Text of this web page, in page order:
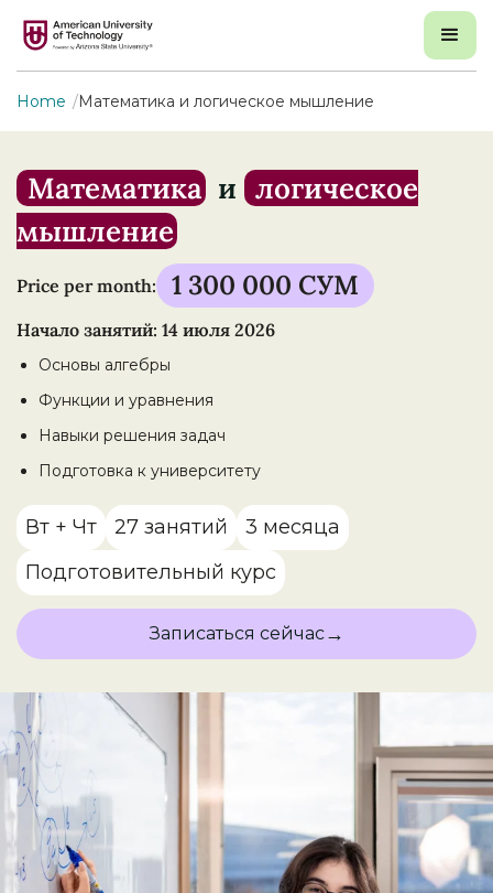
Home Математика и логическое мышление
Математика и логическое
мышление
Price per month: 1 300 000 СУМ
Начало занятий: 14 июля 2026
Основы алгебры
Функции и уравнения
Навыки решения задач
Подготовка к университету
Вт + Чт 27 занятий
3 месяца
Подготовительный курс
Записаться сейчас→